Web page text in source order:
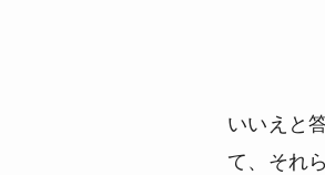
いいえと
て、それ